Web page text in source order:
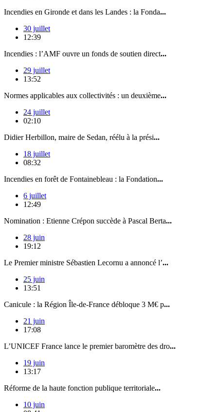
Incendies en Gironde et dans les Landes : la Fonda...
30 juillet
12:39
Incendies : l’AMF ouvre un fonds de soutien direct...
29 juillet
13:52
Normes applicables aux collectivités : un deuxième...
24 juillet
02:10
Didier Herbillon, maire de Sedan, réélu à la prési...
18 juillet
08:32
Incendies en forêt de Fontainebleau : la Fondation...
6 juillet
12:49
Nomination : Etienne Crépon succède à Pascal Berta...
28 juin
19:12
Le Premier ministre Sébastien Lecornu a annoncé l’...
25 juin
13:51
Canicule : la Région Île-de-France débloque 3 M€ p...
21 juin
17:08
L’UNICEF France lance le premier baromètre des dro...
19 juin
13:17
Réforme de la haute fonction publique territoriale...
10 juin